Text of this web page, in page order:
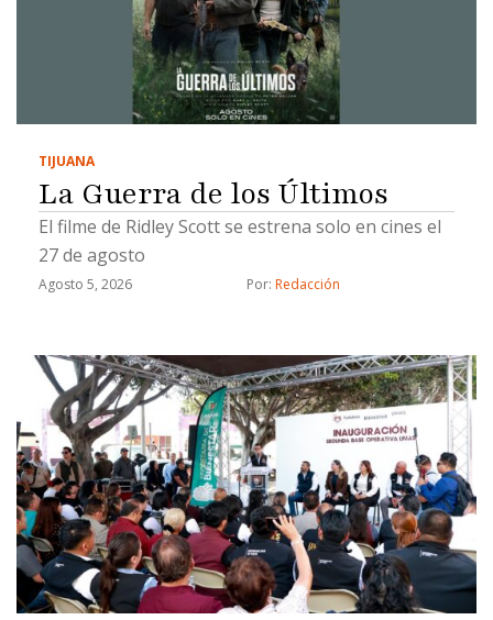
TIJUANA
La Guerra de los Últimos
El filme de Ridley Scott se estrena solo en cines el
27 de agosto
Agosto 5, 2026 Por: Redacción